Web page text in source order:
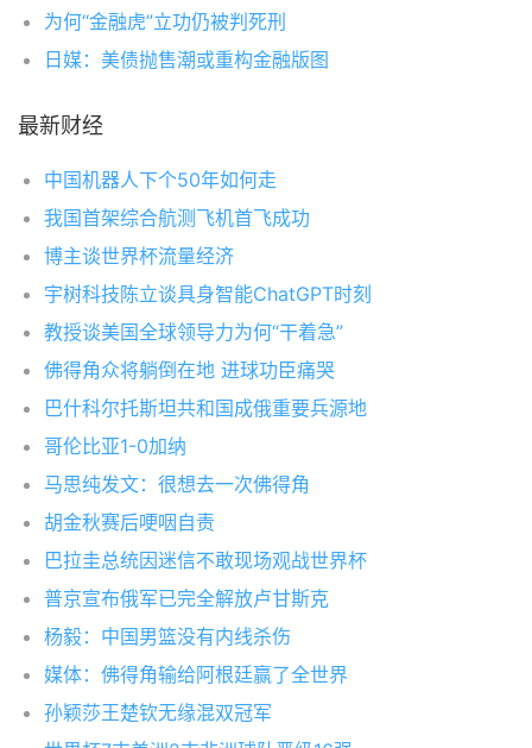
为何“金融虎”立功仍被判死刑
日媒：美债抛售潮或重构金融版图
最新财经
中国机器人下个50年如何走
我国首架综合航测飞机首飞成功
博主谈世界杯流量经济
宇树科技陈立谈具身智能ChatGPT时刻
教授谈美国全球领导力为何“干着急”
佛得角众将躺倒在地 进球功臣痛哭
巴什科尔托斯坦共和国成俄重要兵源地
哥伦比亚1-0加纳
马思纯发文：很想去一次佛得角
胡金秋赛后哽咽自责
巴拉圭总统因迷信不敢现场观战世界杯
普京宣布俄军已完全解放卢甘斯克
杨毅：中国男篮没有内线杀伤
媒体：佛得角输给阿根廷赢了全世界
孙颖莎王楚钦无缘混双冠军